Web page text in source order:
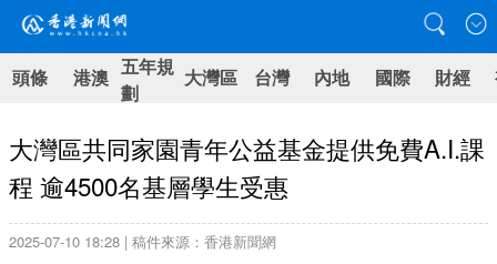
頭條 港澳 五年規
劃
大灣區 台灣 內地 國際 財經
大灣區共同家園青年公益基金提供免費A.I.課
程 逾4500名基層學生受惠
2025-07-10 18:28 | 稿件來源：香港新聞網